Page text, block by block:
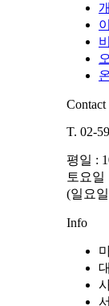
Contact
T. 02-
평일 :
토요일
(일요
Info